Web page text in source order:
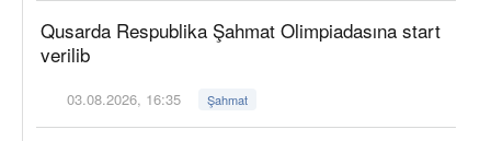
Qusarda Respublika Şahmat Olimpiadasına start
verilib
03.08.2026, 16:35 Şahmat